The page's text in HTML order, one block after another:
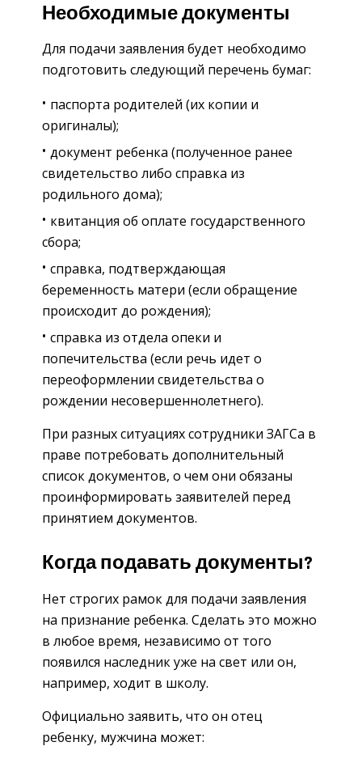
Необходимые документы
Для подачи заявления будет необходимо
подготовить следующий перечень бумаг:
паспорта родителей (их копии и
оригиналы);
документ ребенка (полученное ранее
свидетельство либо справка из
родильного дома);
квитанция об оплате государственного
сбора;
справка, подтверждающая
беременность матери (если обращение
происходит до рождения);
справка из отдела опеки и
попечительства (если речь идет о
переоформлении свидетельства о
рождении несовершеннолетнего).
При разных ситуациях сотрудники ЗАГСа в
праве потребовать дополнительный
список документов, о чем они обязаны
проинформировать заявителей перед
принятием документов.
Когда подавать документы?
Нет строгих рамок для подачи заявления
на признание ребенка. Сделать это можно
в любое время, независимо от того
появился наследник уже на свет или он,
например, ходит в школу.
Официально заявить, что он отец
ребенку, мужчина может: